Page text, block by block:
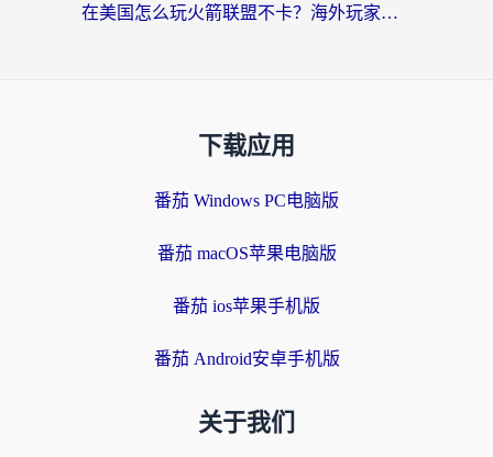
在美国怎么玩火箭联盟不卡？海外玩家国服游戏加速终极指南（附明日方舟美版王者荣耀优化技巧）
下载应用
番茄 Windows PC电脑版
番茄 macOS苹果电脑版
番茄 ios苹果手机版
番茄 Android安卓手机版
关于我们